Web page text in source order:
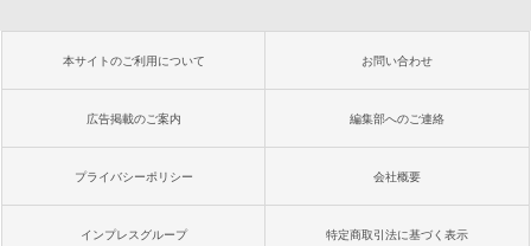
本サイトのご利用について お問い合わせ
広告掲載のご案内 編集部へのご連絡
プライバシーポリシー 会社概要
インプレスグループ 特定商取引法に基づく表示